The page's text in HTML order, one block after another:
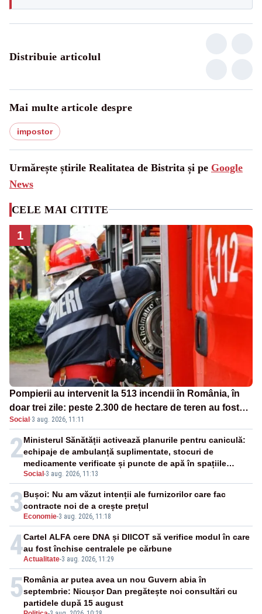
Distribuie articolul
Mai multe articole despre
impostor
Urmărește știrile Realitatea de Bistrita și pe Google
News
CELE MAI CITITE
1
Pompierii au intervenit la 513 incendii în România, în
doar trei zile: peste 2.300 de hectare de teren au fost
afectate
Social ·3 aug. 2026, 11:11
2
Social -3 aug. 2026, 11:13
Ministerul Sănătății activează planurile pentru caniculă:
echipaje de ambulanță suplimentate, stocuri de
medicamente verificate și puncte de apă în spațiile
publice
3 Economie-3 aug. 2026, 11:18
Bușoi: Nu am văzut intenții ale furnizorilor care fac
contracte noi de a crește prețul
4Actualitate-3 aug. 2026, 11:29
Cartel ALFA cere DNA și DIICOT să verifice modul în care
au fost închise centralele pe cărbune
5România ar putea avea un nou Guvern abia în
septembrie: Nicușor Dan pregătește noi consultări cu
partidele după 15 august